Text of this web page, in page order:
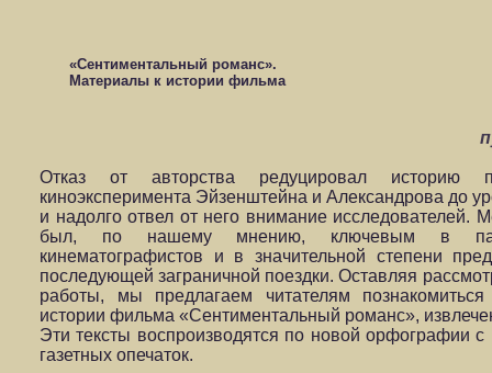
«Сентиментальный романс».
Материалы к истории фильма
Отказ от авторства редуцировал историю
киноэксперимента Эйзенштейна и Александрова до
и надолго отвел от него внимание исследователей.
был, по нашему мнению, ключевым в
кинематографистов и в значительной степени
последующей заграничной поездки. Оставляя
работы, мы предлагаем читателям
истории фильма «Сентиментальный романс»,
Эти тексты воспроизводятся по новой орфографии
газетных опечаток.